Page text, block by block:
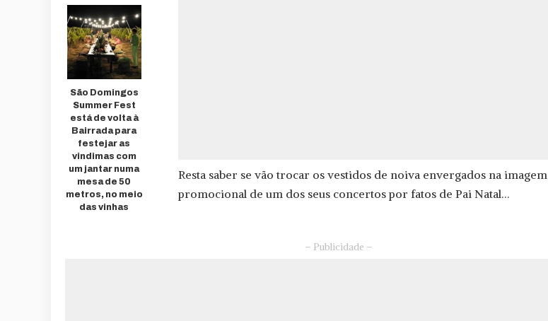
São Domingos
Summer Fest
está de volta à
Bairrada para
festejar as
vindimas com
um jantar numa
mesa de 50
metros, no meio
das vinhas
Resta saber se vão trocar os vestidos de noiva envergados na imagem
promocional de um dos seus concertos por fatos de Pai Natal…
– Publicidade –